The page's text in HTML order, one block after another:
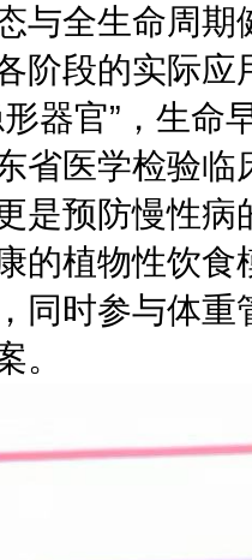
与全生命周
阶段的实际
形器官”，生
省医学检验
是预防慢性
的植物性饮
同时参与体
。